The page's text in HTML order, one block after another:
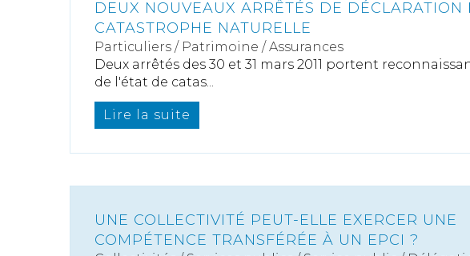
DEUX NOUVEAUX ARRÊTÉS DE DÉCLARATION
CATASTROPHE NATURELLE
Particuliers / Patrimoine /Assurances
Deux arrêtés des 30 et 31 mars 2011 portent
de l'état de catas...
Lire la suite
UNE COLLECTIVITÉ PEUT-ELLE EXERCER UNE
COMPÉTENCE TRANSFÉRÉE À UN EPCI ?